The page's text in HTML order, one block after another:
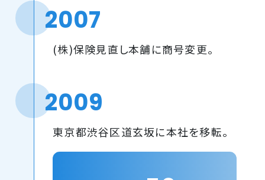
2007
(株)保険見直し本舗に商号変更。
2009
東京都渋谷区道玄坂に本社を移転。